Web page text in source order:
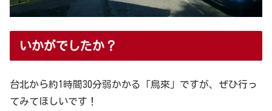
いかがでしたか？
台北から約1時間30分弱かかる「烏來」ですが、ぜひ行っ
てみてほしいです！